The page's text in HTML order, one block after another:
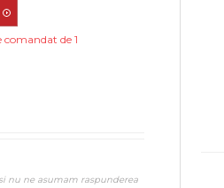
de 1
nu ne asumam raspunderea